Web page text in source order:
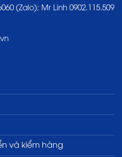
(Zalo); Mr Linh 0902.115.509
và kiểm hàng